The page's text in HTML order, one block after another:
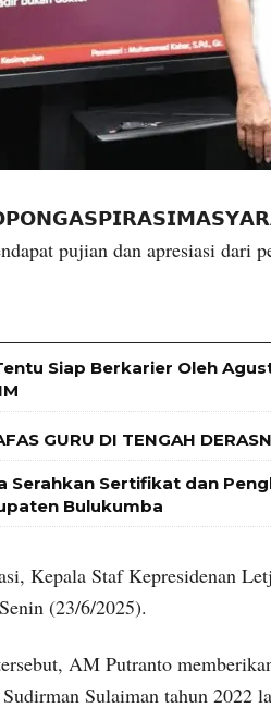
pujian dan apresiasi dari
Siap Berkarier Oleh
GURU DI TENGAH
Serahkan Sertifikat dan
Bulukumba
Kepala Staf Kepresidenan
(23/6/2025).
AM Putranto
Sulaiman tahun 2022